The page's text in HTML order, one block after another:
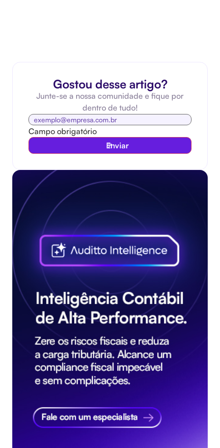
Gostou desse artigo?
Junte-se a nossa comunidade e fique por
dentro de tudo!
Campo obrigatório
Enviar